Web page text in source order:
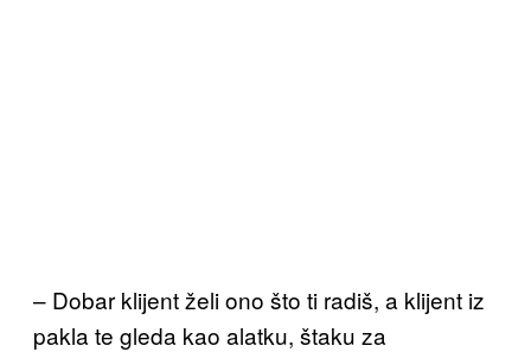
– Dobar klijent želi ono što ti radiš, a klijent iz
pakla te gleda kao alatku, štaku za